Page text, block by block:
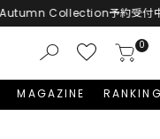
受付中♡
0
MAGAZINE